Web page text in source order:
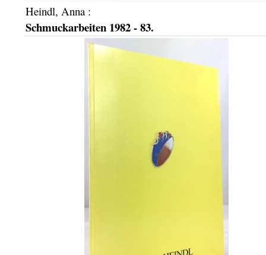
Heindl, Anna:
Schmuckarbeiten 1982 - 83.